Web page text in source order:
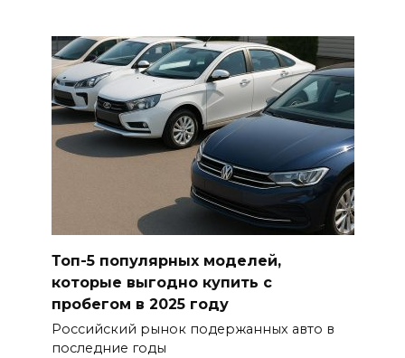
Топ-5 популярных моделей,
которые выгодно купить с
пробегом в 2025 году
Российский рынок подержанных авто в
последние годы